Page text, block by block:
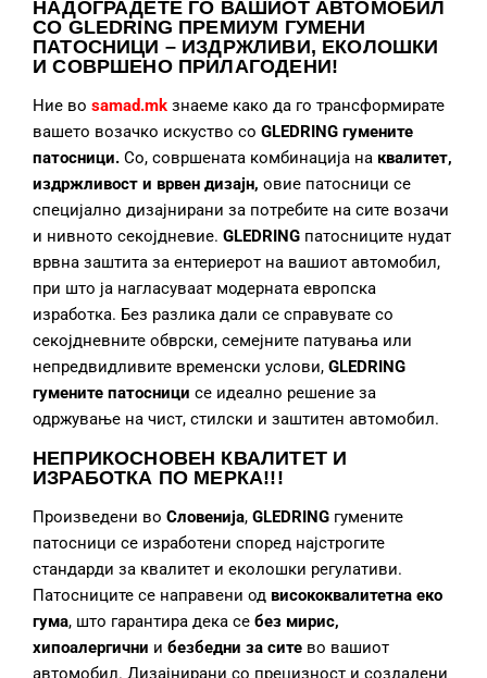
НАДОГРАДЕТЕГО ВАШИОТ АВТОМОБИЛ
СО GLEDRING ПРЕМИУМ ГУМЕНИ
ПАТОСНИЦИ – ИЗДРЖЛИВИ, ЕКОЛОШКИ
И СОВРШЕНО ПРИЛАГОДЕНИ!
Ние во samad.mk знаеме како да го трансформирате
вашето возачко искуство со GLEDRING гумените
патосници. Со, совршената комбинација на квалитет,
издржливост и врвен дизајн, овие патосници се
специјално дизајнирани за потребите на сите возачи
и нивното секојдневие. GLEDRING патосниците нудат
врвна заштита за ентериерот на вашиот автомобил,
при што ја нагласуваат модерната европска
изработка. Без разлика дали се справувате со
секојдневните обврски, семејните патувања или
непредвидливите временски услови, GLEDRING
гумените патосници се идеално решение за
одржување на чист, стилски и заштитен автомобил.
НЕПРИКОСНОВЕН КВАЛИТЕТ И
ИЗРАБОТКА ПО МЕРКА!!!
Произведени во Словенија, GLEDRING гумените
патосници се изработени според најстрогите
стандарди за квалитет и еколошки регулативи.
Патосниците се направени од висококвалитетна еко
гума, што гарантира дека се без мирис,
хипоалергични и безбедни за сите во вашиот
автомобил. Дизајнирани со прецизност и создадени